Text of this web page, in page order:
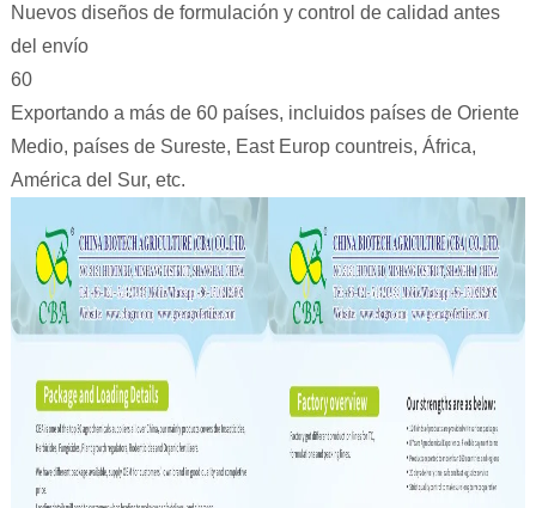
Nuevos diseños de formulación y control de calidad antes
del envío
60
Exportando a más de 60 países, incluidos países de Oriente
Medio, países de Sureste, East Europ countreis, África,
América del Sur, etc.